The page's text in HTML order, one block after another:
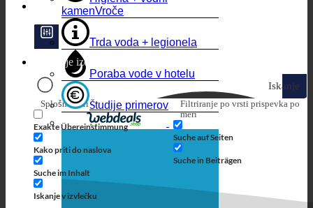
Iskanje
Splošni filtri
Exakte Übereinstimmung
Kako priti do naslova
Suche im Inhalt
Iskanje v izvlečku
Filtriranje po vrsti prispevka po
meri
Suche auf Seiten
Suche in Beiträgen
kamen
Trda voda + legionela
Poraba vode v hotelu
Študije primerov